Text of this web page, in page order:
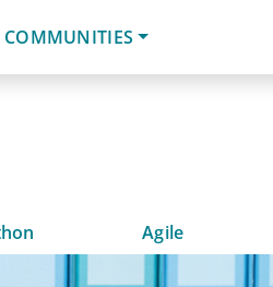
COMMUNITIES
Agile